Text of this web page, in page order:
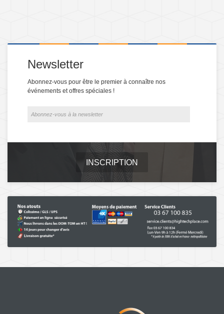
Newsletter
Abonnez-vous pour être le premier à connaître nos
événements et offres spéciales !
INSCRIPTION